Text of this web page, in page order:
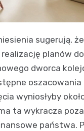
sugerują,
planów
dworca
wyniosłyby
ta wykracza
państwa.